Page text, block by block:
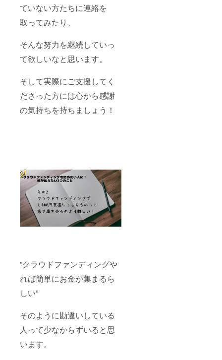
ていない方たちに連絡を
取ってみたり、
そんな努力を継続していっ
て欲しいなと思います。
そして実際にご支援してく
ださった方には心から感謝
の気持ちを持ちましょう！
”クラウドファンディングや
れば簡単にお金が集まるら
しい”
そのように勘違いしている
人って少なからずいると思
います。